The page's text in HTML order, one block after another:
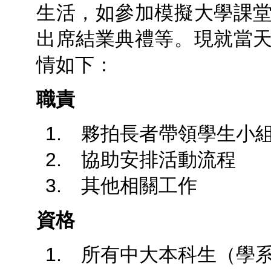
生活，如參加模擬大學課
出席結業典禮等。現就當
情如下：
職責
1. 夥拍長者帶領學生小
2. 協助安排活動流程
3. 其他相關工作
資格
1. 所有中大本科生（學